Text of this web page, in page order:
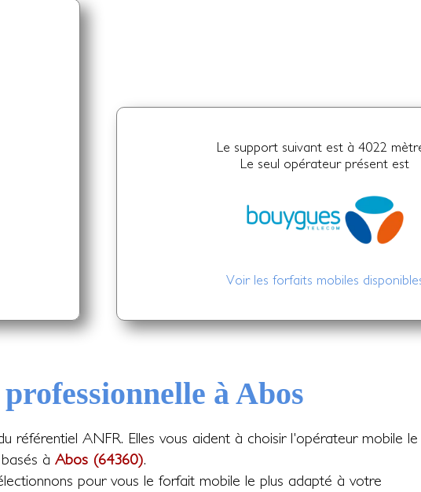
Le support suivant est à 4022
Le seul opérateur présent est
Voir les forfaits mobiles
à Abos
référentiel ANFR. Elles vous aident à choisir l'opérateur mobile le
à Abos (64360).
pour vous le forfait mobile le plus adapté à votre